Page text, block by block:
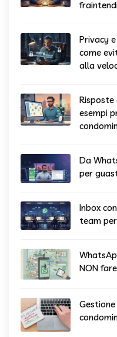
Privacy
come
alla
esempi
Da
per
Inbox
team
NON